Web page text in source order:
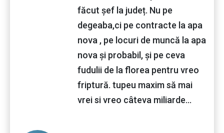
făcut șef la județ. Nu pe
degeaba,ci pe contracte la apa
nova , pe locuri de muncă la apa
nova și probabil, și pe ceva
fudulii de la florea pentru vreo
friptură. tupeu maxim să mai
vrei si vreo câteva miliarde...